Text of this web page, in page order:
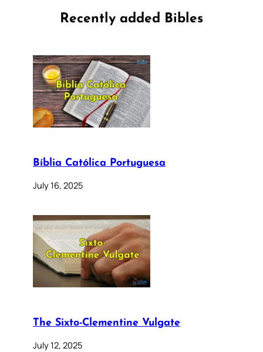
Recently added Bibles
Bíblia Católica Portuguesa
July 16, 2025
The Sixto-Clementine Vulgate
July 12, 2025